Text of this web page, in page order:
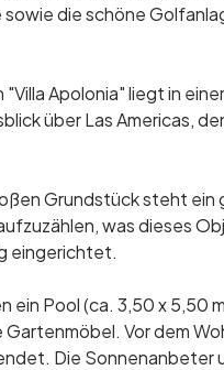
die schöne
Apolonia" liegt in
über Las Americas,
Grundstück steht
was dieses
eingerichtet.
ein Pool (ca. 3,50 x 5,50
Vor dem
Die Sonnenanbeter